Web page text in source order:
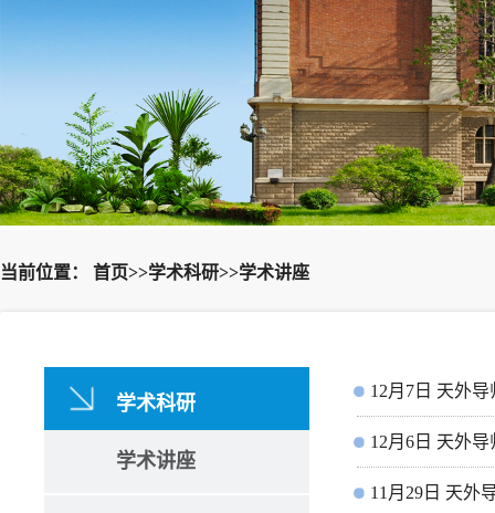
当前位置： 首页>>学术科研>>学术讲座
学术科研
学术讲座
12月7日 天外
12月6日 天外
11月29日 天外